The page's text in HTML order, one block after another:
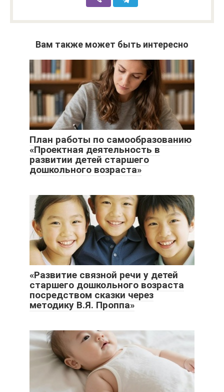
Вам также может быть интересно
План работы по самообразованию
«Проектная деятельность в
развитии детей старшего
дошкольного возраста»
«Развитие связной речи у детей
старшего дошкольного возраста
посредством сказки через
методику В.Я. Проппа»